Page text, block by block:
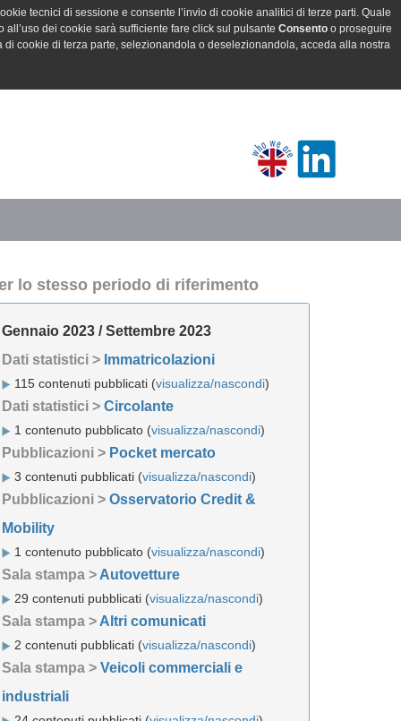
tecnici di sessione e consente l’invio di cookie analitici di terze parti. Quale
dei cookie sarà sufficiente fare click sul pulsante Consentoo proseguire
cookie di terza parte, selezionandola o deselezionandola, acceda alla nostra
lo stesso periodo di riferimento
Gennaio 2023 / Settembre 2023
Dati statistici > Immatricolazioni
115 contenuti pubblicati (visualizza/nascondi)
Dati statistici > Circolante
1 contenuto pubblicato (visualizza/nascondi)
Pubblicazioni > Pocket mercato
3 contenuti pubblicati (visualizza/nascondi)
Pubblicazioni > Osservatorio Credit &
Mobility
1 contenuto pubblicato (visualizza/nascondi)
Sala stampa > Autovetture
29 contenuti pubblicati (visualizza/nascondi)
Sala stampa > Altri comunicati
2 contenuti pubblicati (visualizza/nascondi)
Sala stampa > Veicoli commerciali e
industriali